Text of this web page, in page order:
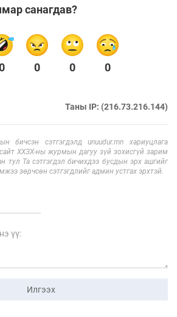
санагдав?
0 0 0
Таны IP: (216.73.216.144)
бичсэн сэтгэгдэлд unuudur.mn хариуцлага
ХХЗХ-ны журмын дагуу зүй зохисгүй зарим
тул Та сэтгэгдэл бичихдээ бусдын эрх ашгийг
зөрчсөн сэтгэгдлийг админ устгах эрхтэй.
Илгээх